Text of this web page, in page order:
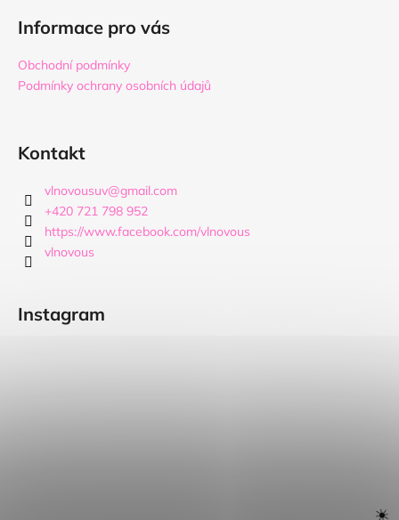
Informace pro vás
Obchodní podmínky
Podmínky ochrany osobních údajů
Kontakt
vlnovousuv@gmail.com
+420 721 798 952
https://www.facebook.com/vlnovous
vlnovous
Instagram